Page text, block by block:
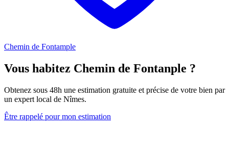
Chemin de Fontample
Vous habitez Chemin de Fontanple ?
Obtenez sous 48h une estimation gratuite et précise de votre bien par
un expert local de Nîmes.
Être rappelé pour mon estimation